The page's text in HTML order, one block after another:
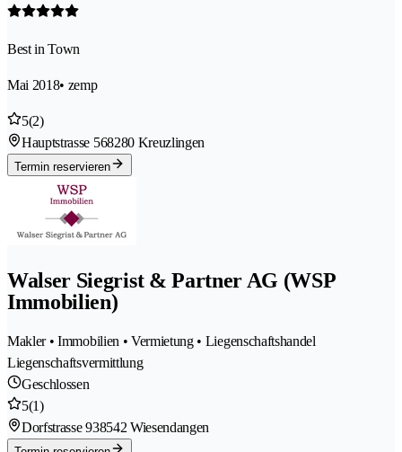
Best in Town
Mai 2018• zemp
5(2)
Hauptstrasse 568280 Kreuzlingen
Termin reservieren
Walser Siegrist & Partner AG (WSP
Immobilien)
Makler • Immobilien • Vermietung • Liegenschaftshandel
Liegenschaftsvermittlung
Geschlossen
5(1)
Dorfstrasse 938542 Wiesendangen